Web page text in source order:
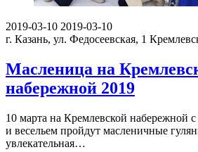
2019-03-10 2019-03-10
г. Казань, ул. Федосеевская, 1
Масленица на
набережной 2019
10 марта на Кремлевской набережной
и весельем пройдут масленичные
увлекательная…